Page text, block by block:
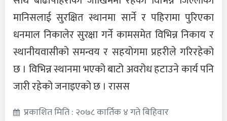
मानिसलाई सुरक्षित स्थानमा सार्ने र पहिरामा पुरिएका
धनमाल निकालेर सुरक्षा गर्ने कामसमेत विभिन्न निकाय र
स्थानीयवासीको समन्वय र सहयोगमा प्रहरीले गरिरहेको
छ । विभिन्न स्थानमा भएको बाटो अवरोध हटाउने कार्य पनि
जारी रहेको जनाइएको छ । रासस
प्रकाशित मिति : २०७८ कार्तिक ४ गते बिहिवार